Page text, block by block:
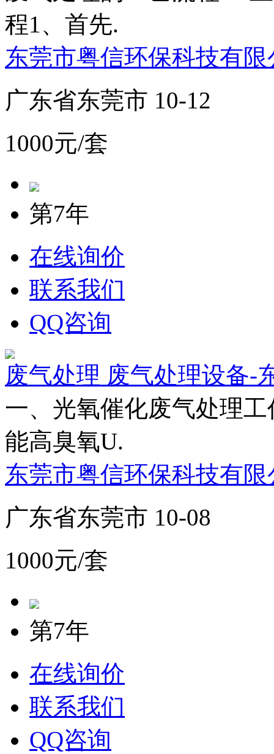
程1、首先.
东莞市粤信环保科技有限
广东省东莞市 10-12
1000元/套
第7年
在线询价
联系我们
QQ咨询
废气处理 废气处理设备-
一、光氧催化废气处理
能高臭氧U.
东莞市粤信环保科技有限
广东省东莞市 10-08
1000元/套
第7年
在线询价
联系我们
QQ咨询